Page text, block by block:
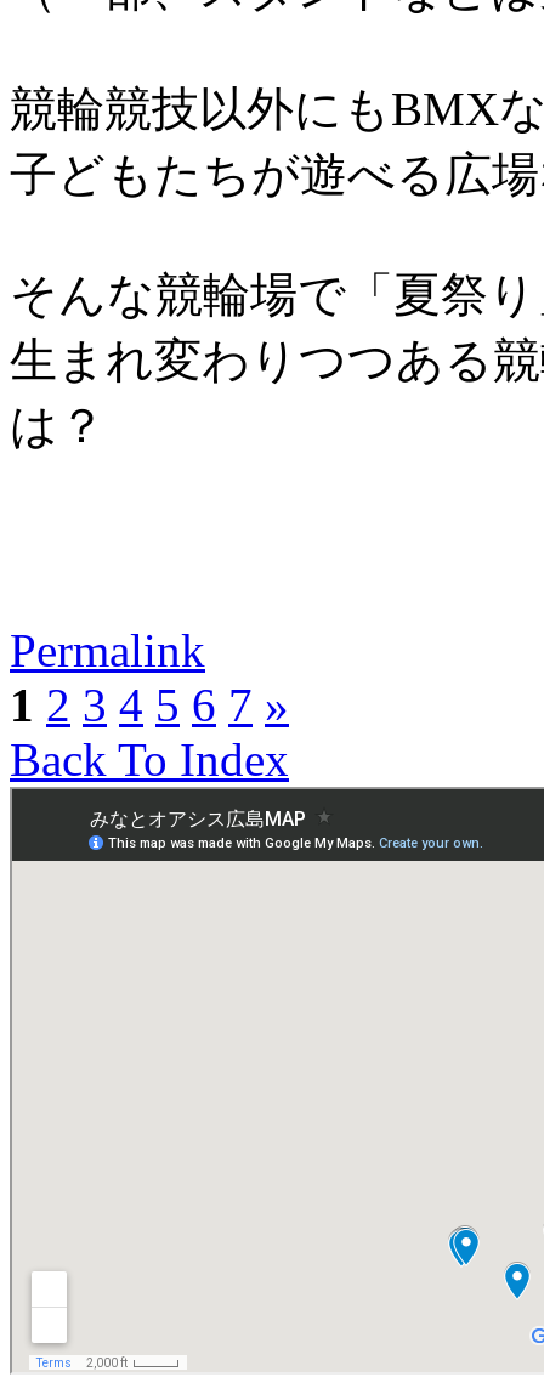
競輪競技以外にもBMX
子どもたちが遊べる広
そんな競輪場で「夏祭
生まれ変わりつつある
は？
Permalink
1 2 3 4 5 6 7 »
Back To Index